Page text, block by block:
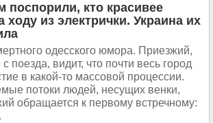
кто красивее
ходу из электрички. Украина их
одесского юмора. Приезжий,
поезда, видит, что почти весь город
в какой-то массовой процессии.
потоки людей, несущих венки,
обращается к первому встречному: